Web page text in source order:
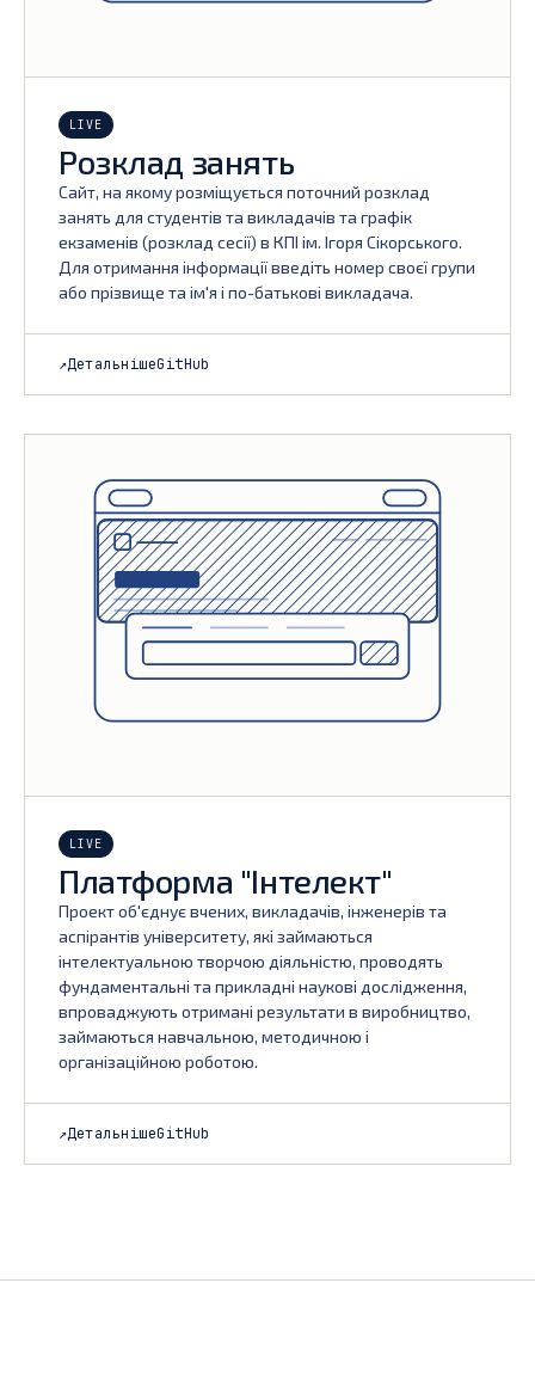
LIVE
Розклад занять
Сайт, на якому розміщується поточний розклад
занять для студентів та викладачів та графік
екзаменів (розклад сесії) в КПІ ім. Ігоря Сікорського.
Для отримання інформації введіть номер своєї групи
або прізвище та ім'я і по-батькові викладача.
↗ДетальнішеGitHub
LIVE
Платформа "Інтелект"
Проект об'єднує вчених, викладачів, інженерів та
аспірантів університету, які займаються
інтелектуальною творчою діяльністю, проводять
фундаментальні та прикладні наукові дослідження,
впроваджують отримані результати в виробництво,
займаються навчальною, методичною і
організаційною роботою.
↗ДетальнішеGitHub